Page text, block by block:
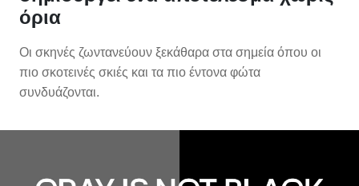
Οι σκηνές ζωντανεύουν ξεκάθαρα στα σημεία όπου οι
συνδυάζονται.